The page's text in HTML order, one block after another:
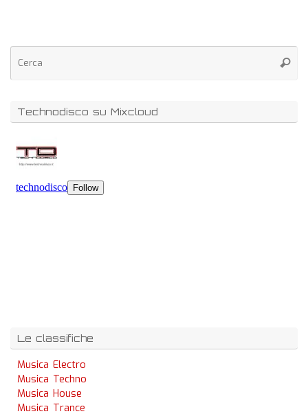
Technodisco su Mixcloud
Le classifiche
Musica Electro
Musica Techno
Musica House
Musica Trance